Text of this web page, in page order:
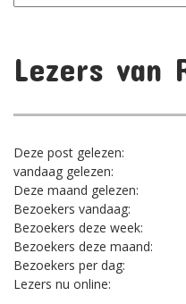
per
Lezers van
Deze post gelezen:
vandaag gelezen:
Deze maand gelezen:
Bezoekers vandaag:
Bezoekers deze week:
Bezoekers deze maand:
Bezoekers per dag:
Lezers nu online: